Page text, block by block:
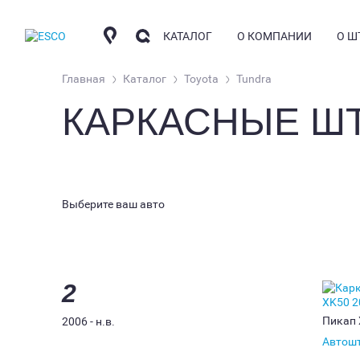
КАТАЛОГ О КОМПАНИИ
КОМПАНИЯ
О
Главная Каталог Toyota Tundra
КАРКАСНЫЕ
Выберите ваш авто
2
2006 - н.в.
Пикап